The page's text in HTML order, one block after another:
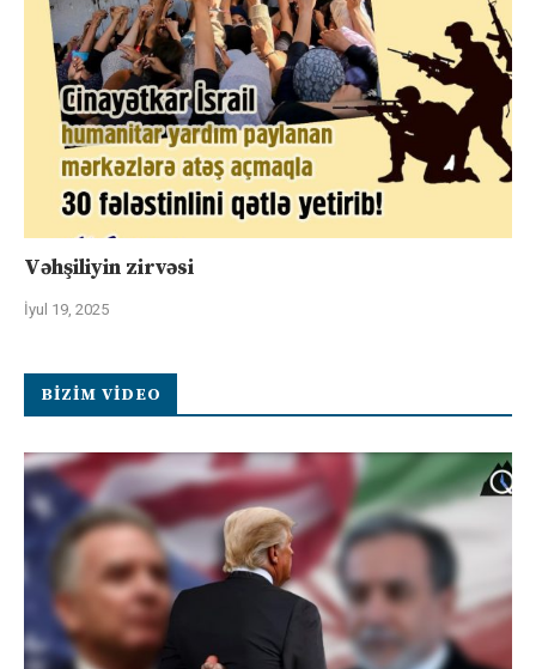
Vəhşiliyin zirvəsi
İyul 19, 2025
BIZIM VIDEO